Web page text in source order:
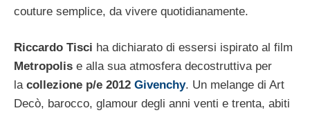
couture semplice, da vivere quotidianamente.
Riccardo Tisci ha dichiarato di essersi ispirato al film
Metropolis e alla sua atmosfera decostruttiva per
la collezione p/e 2012 Givenchy. Un melange di Art
Decò, barocco, glamour degli anni venti e trenta, abiti